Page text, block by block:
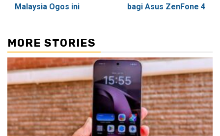
Malaysia Ogos ini
bagi Asus ZenFone 4
MORE STORIES